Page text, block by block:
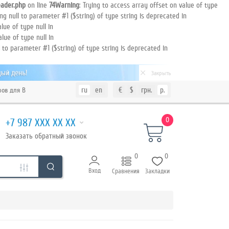
on line 74Warning: Trying to access array offset on value of type
null to parameter #1 ($string) of type string is deprecated in
of type null in
of type null in
to parameter #1 ($string) of type string is deprecated in
Закрыть
Вашего клиента € $ грн. р.
ru en
+7 987 XXX XX XX
Заказатьобратныйзвонок
0
0
Закладки
0
Сравнения
Вход